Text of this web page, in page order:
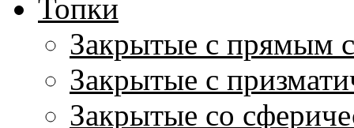
Топки
Закрытые с прямым
Закрытые с
Закрытые со